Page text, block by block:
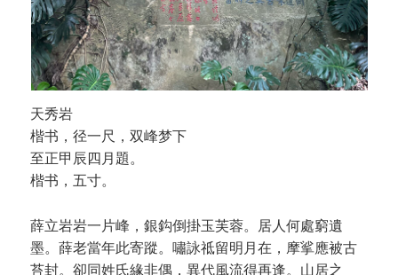
天秀岩
楷书，径一尺，双峰梦下
至正甲辰四月題。
楷书，五寸。
薛立岩岩一片峰，銀鈎倒掛玉芙蓉。居人何處窮遺
墨。薛老當年此寄蹤。嘯詠祗留明月在，摩挲應被古
苔封。卻同姓氏緣非偶，異代風流得再逢。山居之